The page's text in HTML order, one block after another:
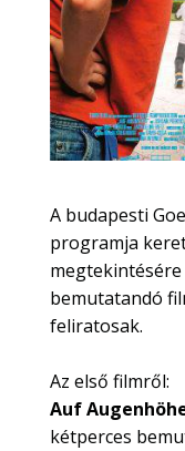
A budapesti
programja
bemutatandó
feliratosak.
Az első filmről:
Auf
kétperces